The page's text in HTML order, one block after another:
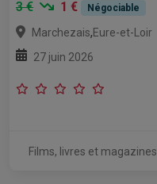
3 €
1 € Négociable
Marchezais,Eure-et-Loir
27 juin 2026
Films, livres et magazines